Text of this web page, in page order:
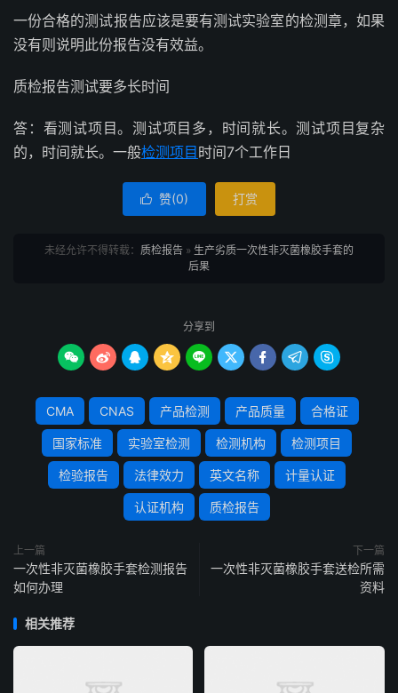
一份合格的测试报告应该是要有测试实验室的检测章，如果
没有则说明此份报告没有效益。
质检报告测试要多长时间
答：看测试项目。测试项目多，时间就长。测试项目复杂
的，时间就长。一般检测项目 时间7个工作日
 赞(0) 打赏
未经允许不得转载： 质检报告 » 生产劣质一次性非灭菌橡胶手套的
后果
分享到
        
CMA CNAS 产品检测 产品质量 合格证
国家标准 实验室检测 检测机构 检测项目
检验报告 法律效力 英文名称 计量认证
认证机构 质检报告
上一篇
一次性非灭菌橡胶手套检测报告
如何办理
下一篇
一次性非灭菌橡胶手套送检所需
资料
相关推荐